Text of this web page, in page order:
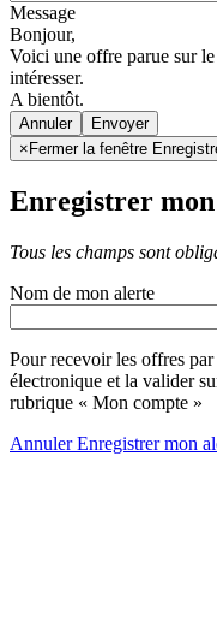
Message
Bonjour,
Voici une offre parue sur
intéresser.
A bientôt.
Annuler
× Fermer la fenêtre
Enregistrer
Tous les champs sont
Nom de mon alerte
Pour recevoir les offres
électronique et la valider
rubrique « Mon compte »
AnnulerEnregistrer mon